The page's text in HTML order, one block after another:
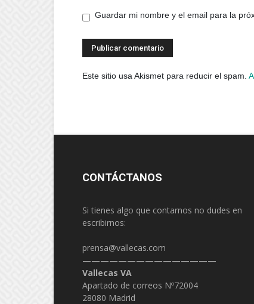
Guardar mi nombre y el email para la
Este sitio usa Akismet para reducir el spam.
CONTÁCTANOS
Si tienes algo que contarnos no dudes en
escribirnos:
prensa@vallecas.com
———————————————
Vallecas VA
Apartado de correos Nº72004
28080 Madrid